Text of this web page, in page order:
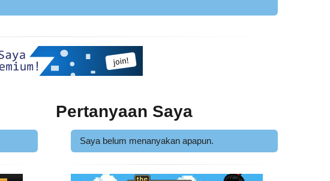
Pertanyaan Saya
Saya belum menanyakan apapun.